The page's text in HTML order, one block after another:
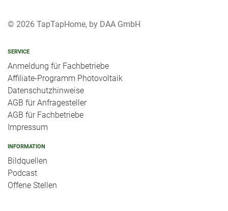
© 2026 TapTapHome, by DAA GmbH
SERVICE
Anmeldung für Fachbetriebe
Affiliate-Programm Photovoltaik
Datenschutzhinweise
AGB für Anfragesteller
AGB für Fachbetriebe
Impressum
INFORMATION
Bildquellen
Podcast
Offene Stellen